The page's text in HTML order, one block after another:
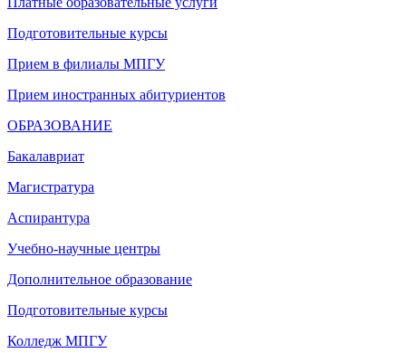
Подготовительные курсы
Прием в филиалы МПГУ
Прием иностранных абитуриентов
ОБРАЗОВАНИЕ
Бакалавриат
Магистратура
Аспирантура
Учебно-научные центры
Дополнительное образование
Подготовительные курсы
Колледж МПГУ